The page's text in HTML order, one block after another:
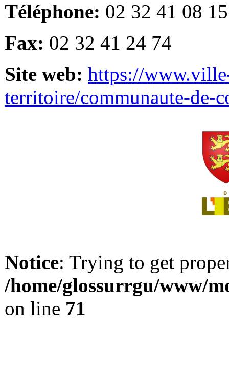
Téléphone: 02 32 41 08 15
Fax: 02 32 41 24 74
Site web: https://
territoire/communaute-de-
Notice: Trying to get
/home/glossurrgu/www/
on line 71